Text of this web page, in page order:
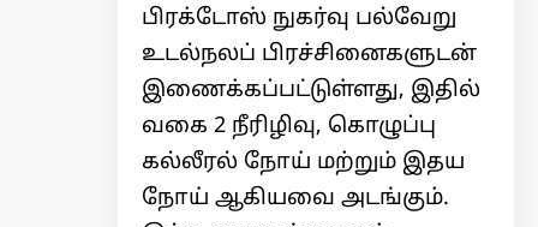
பிரக்டோஸ் நுகர்வு பல்வேறு
உடல்நலப் பிரச்சினைகளுடன்
இணைக்கப்பட்டுள்ளது, இதில்
வகை 2 நீரிழிவு, கொழுப்பு
கல்லீரல் நோய் மற்றும் இதய
நோய் ஆகியவை அடங்கும்.